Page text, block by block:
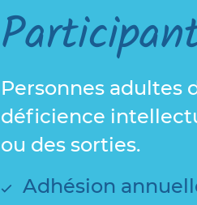
Personnes adultes
déficience
ou des sorties.
Adhésion